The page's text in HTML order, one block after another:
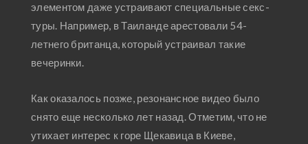
элементом даже устраивают специальные секс-
туры. Например, в Таиланде арестовали 54-
летнего британца, который устраивал такие
вечеринки.
Как оказалось позже, резонансное видео было
снято еще несколько лет назад. Отметим, что не
утихает интерес к горе Щекавица в Киеве,